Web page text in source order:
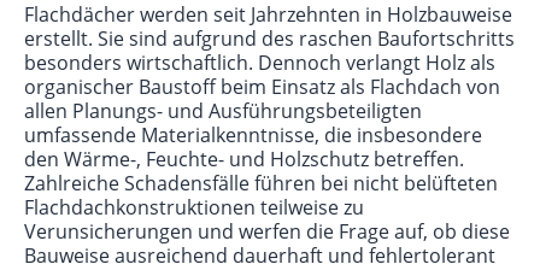
Flachdächer werden seit Jahrzehnten in Holzbauweise
erstellt. Sie sind aufgrund des raschen Baufortschritts
besonders wirtschaftlich. Dennoch verlangt Holz als
organischer Baustoff beim Einsatz als Flachdach von
allen Planungs- und Ausführungsbeteiligten
umfassende Materialkenntnisse, die insbesondere
den Wärme-, Feuchte- und Holzschutz betreffen.
Zahlreiche Schadensfälle führen bei nicht belüfteten
Flachdachkonstruktionen teilweise zu
Verunsicherungen und werfen die Frage auf, ob diese
Bauweise ausreichend dauerhaft und fehlertolerant